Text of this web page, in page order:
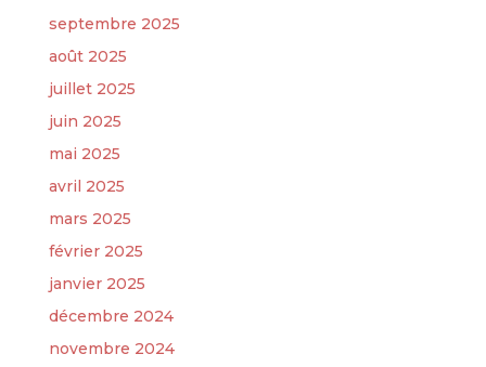
septembre 2025
août 2025
juillet 2025
juin 2025
mai 2025
avril 2025
mars 2025
février 2025
janvier 2025
décembre 2024
novembre 2024